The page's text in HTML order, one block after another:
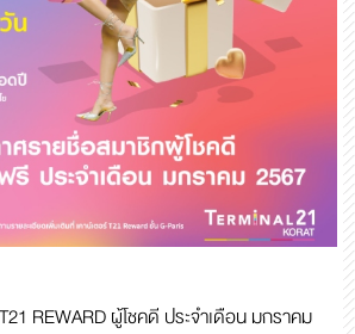
REWARD ผู้โชคดี ประจำเดือน มกราคม